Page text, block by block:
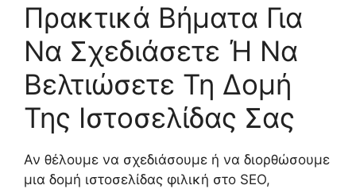
Πρακτικά Βήματα Για
Να Σχεδιάσετε Ή Να
Βελτιώσετε Τη Δομή
Της Ιστοσελίδας Σας
Αν θέλουμε να σχεδιάσουμε ή να διορθώσουμε
μια δομή ιστοσελίδας φιλική στο SEO,